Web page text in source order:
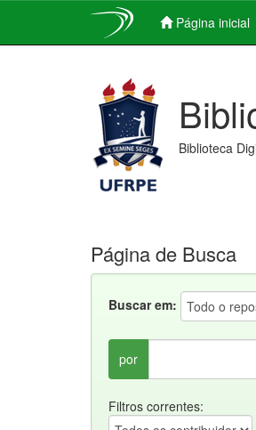
Página inicial
Biblioteca
Página de Busca
Buscar em:
por
Filtros correntes: